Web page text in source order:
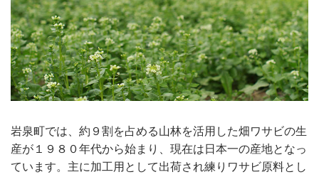
岩泉町では、約９割を占める山林を活用した畑ワサビの生
産が１９８０年代から始まり、現在は日本一の産地となっ
ています。主に加工用として出荷され練りワサビ原料とし